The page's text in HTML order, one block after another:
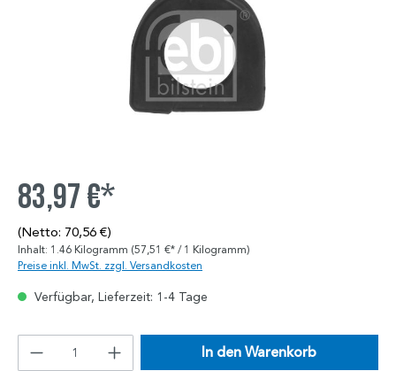
83,97 €*
(Netto: 70,56 €)
Inhalt: 1.46 Kilogramm (57,51 €* / 1 Kilogramm)
Preise inkl. MwSt. zzgl. Versandkosten
Verfügbar, Lieferzeit: 1-4 Tage
In den Warenkorb